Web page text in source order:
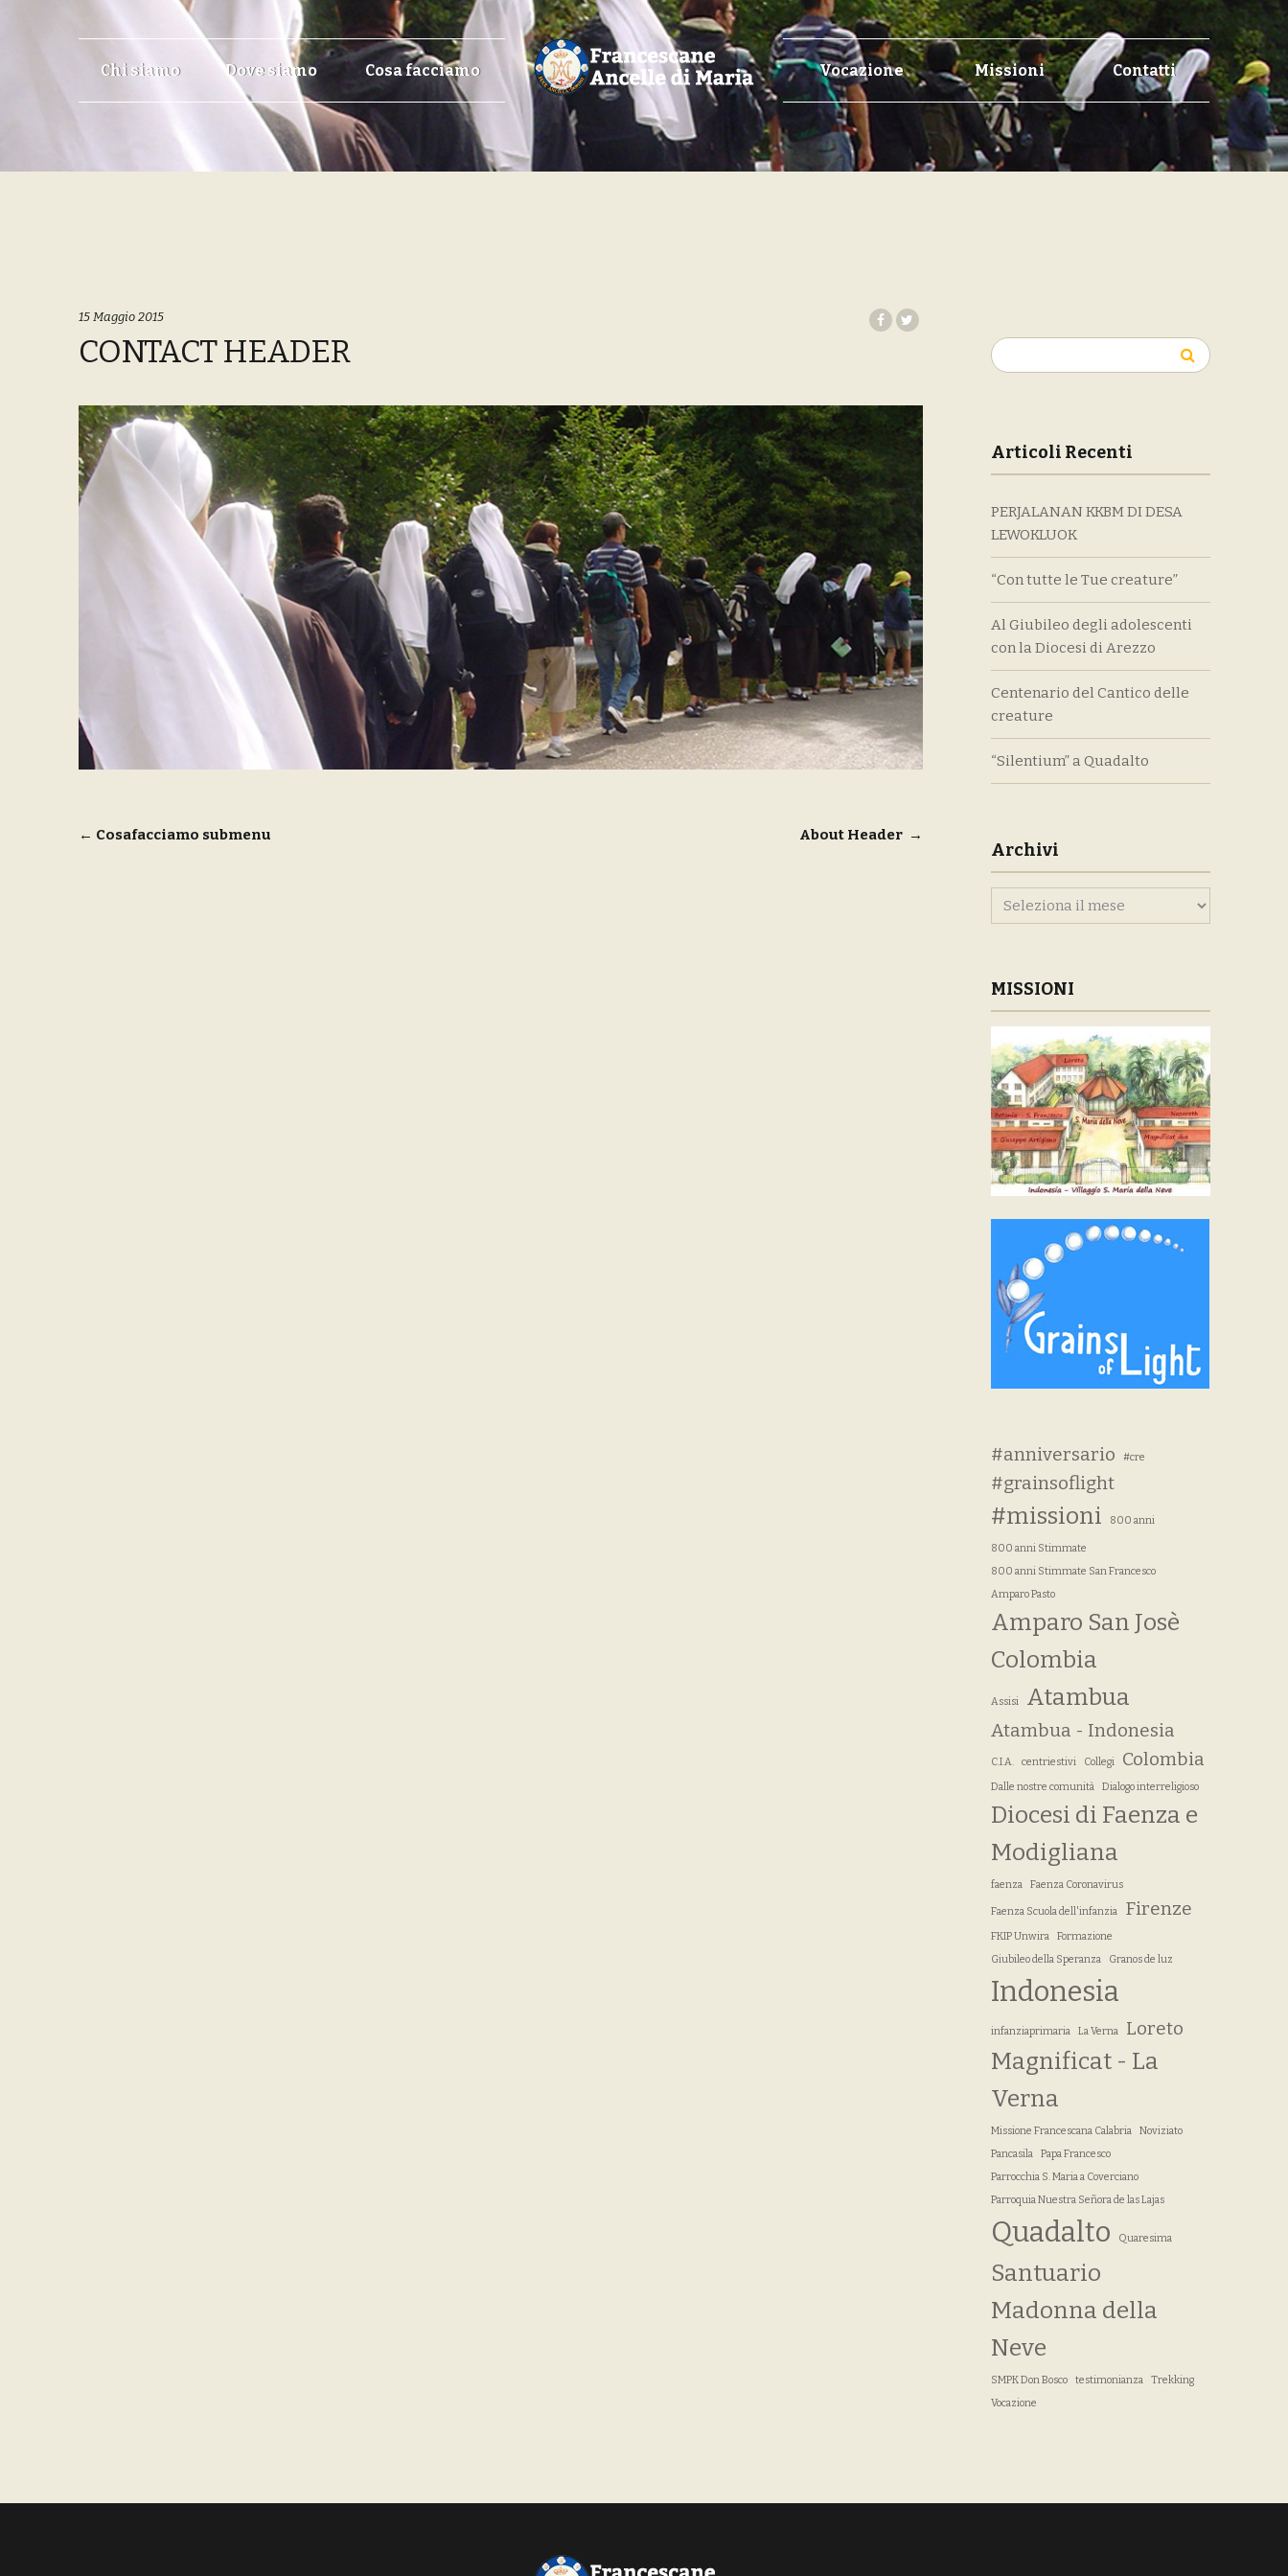
Chi siamo Dove siamo Cosa facciamo Vocazione Missioni Contatti
15 Maggio 2015
CONTACT HEADER
Navigazione
← Cosafacciamo submenu About Header →
Ricerca
per:
Articoli Recenti
PERJALANAN KKBM DI DESA
LEWOKLUOK
“Con tutte le Tue creature”
Al Giubileo degli adolescenti
con la Diocesi di Arezzo
Centenario del Cantico delle
creature
“Silentium” a Quadalto
Archivi
Archivi
MISSIONI
#anniversario #cre
#grainsoflight
#missioni 800 anni
800 anni Stimmate
800 anni Stimmate San Francesco
Amparo Pasto
Amparo San Josè
Colombia
Assisi Atambua
Atambua - Indonesia
C.I.A. centriestivi Collegi Colombia
Dalle nostre comunità Dialogo interreligioso
Diocesi di Faenza e
Modigliana
faenza Faenza Coronavirus
Faenza Scuola dell'infanzia Firenze
FKIP Unwira
Formazione
Giubileo della Speranza
Granos de luz
Indonesia
infanziaprimaria La Verna Loreto
Magnificat - La
Verna
Missione Francescana Calabria
Noviziato
Pancasila
Papa Francesco
Parrocchia S. Maria a Coverciano
Parroquia Nuestra Señora de las Lajas
Quadalto Quaresima
Santuario
Madonna della
Neve
SMPK Don Bosco testimonianza
Trekking
Vocazione